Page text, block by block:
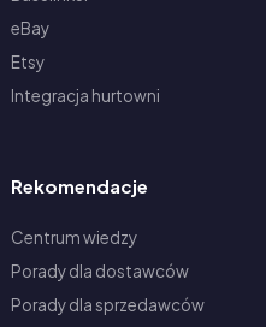
eBay
Etsy
Integracja hurtowni
Rekomendacje
Centrum wiedzy
Porady dla dostawców
Porady dla sprzedawców